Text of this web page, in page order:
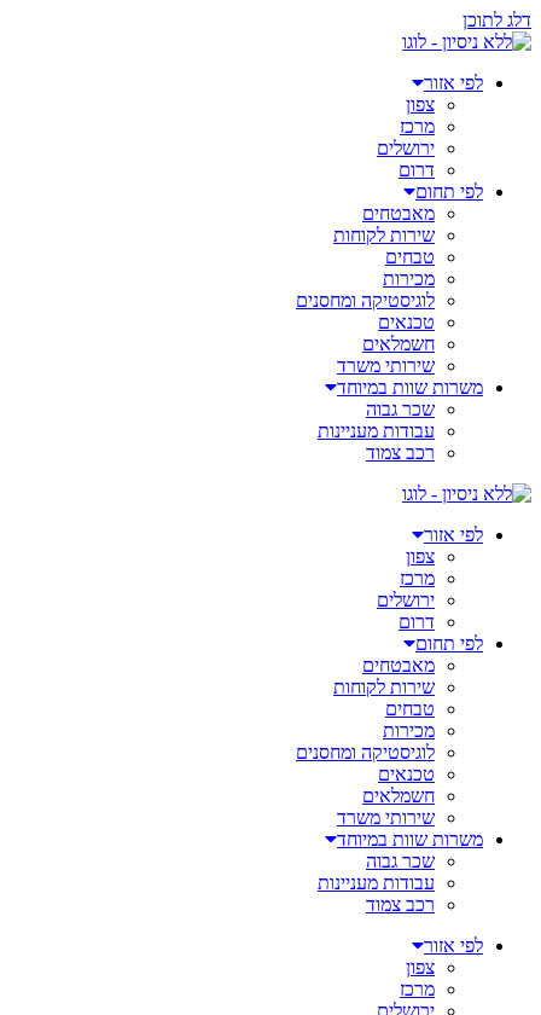
דלג לתוכן
לפי אזור
צפון
מרכז
ירושלים
דרום
לפי תחום
מאבטחים
שירות לקוחות
טבחים
מכירות
לוגיסטיקה ומחסנים
טכנאים
חשמלאים
שירותי משרד
משרות שוות במיוחד
שכר גבוה
עבודות מעניינות
רכב צמוד
לפי אזור
צפון
מרכז
ירושלים
דרום
לפי תחום
מאבטחים
שירות לקוחות
טבחים
מכירות
לוגיסטיקה ומחסנים
טכנאים
חשמלאים
שירותי משרד
משרות שוות במיוחד
שכר גבוה
עבודות מעניינות
רכב צמוד
לפי אזור
צפון
מרכז
ירושלים